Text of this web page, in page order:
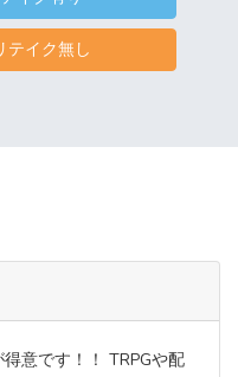
テイク無し
意です！！ TRPGや配